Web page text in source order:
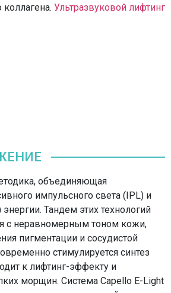
Ультразвуковой лифтинг
объединяющая
импульсного света (IPL) и
Тандем этих технологий
с неравномерным тоном кожи,
пигментации и сосудистой
стимулируется синтез
к лифтинг-эффекту и
морщин. Система Capello E-Light